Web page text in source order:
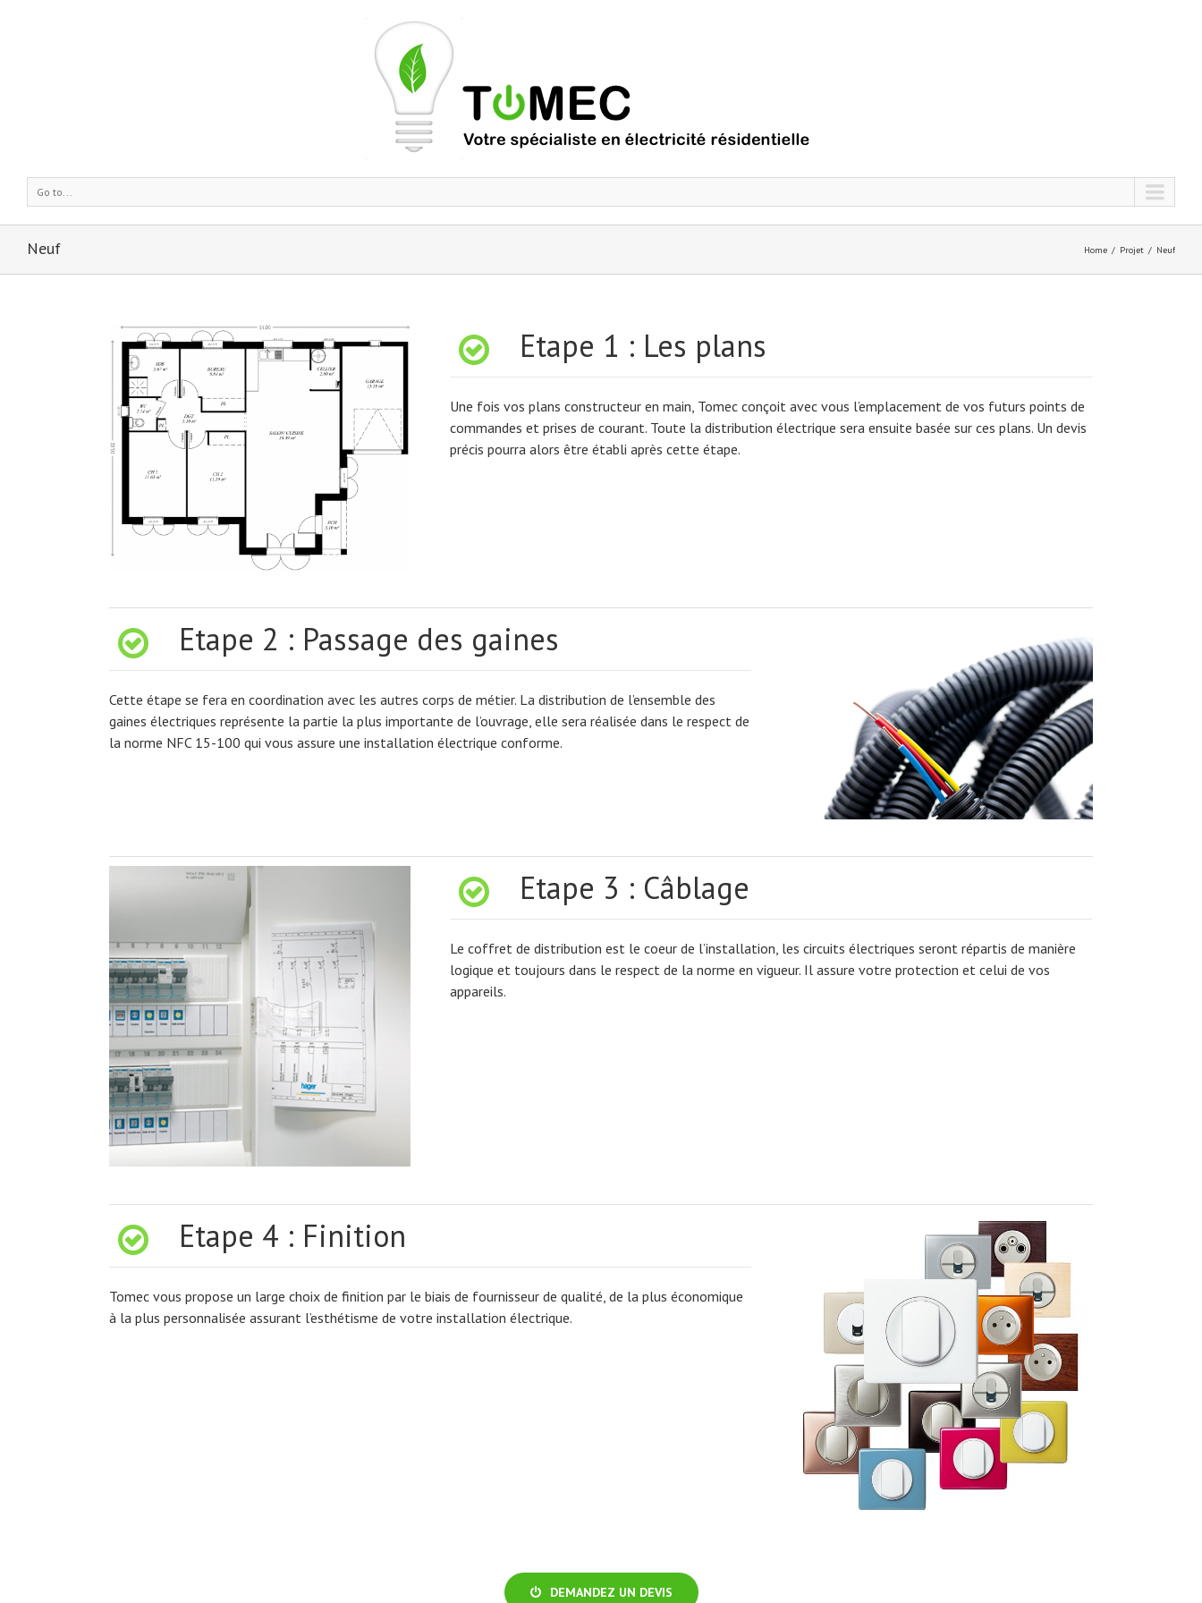
Go to...
Neuf Home Projet Neuf
Etape 1 : Les plans
Une fois vos plans constructeur en main, Tomec conçoit avec vous l’emplacement de vos futurs points de
commandes et prises de courant. Toute la distribution électrique sera ensuite basée sur ces plans. Un devis
précis pourra alors être établi après cette étape.
Etape 2 : Passage des gaines
Cette étape se fera en coordination avec les autres corps de métier. La distribution de l’ensemble des
gaines électriques représente la partie la plus importante de l’ouvrage, elle sera réalisée dans le respect de
la norme NFC 15-100 qui vous assure une installation électrique conforme.
Etape 3 : Câblage
Le coffret de distribution est le coeur de l’installation, les circuits électriques seront répartis de manière
logique et toujours dans le respect de la norme en vigueur. Il assure votre protection et celui de vos
appareils.
Etape 4 : Finition
Tomec vous propose un large choix de finition par le biais de fournisseur de qualité, de la plus économique
à la plus personnalisée assurant l’esthétisme de votre installation électrique.
DEMANDEZ UN DEVIS